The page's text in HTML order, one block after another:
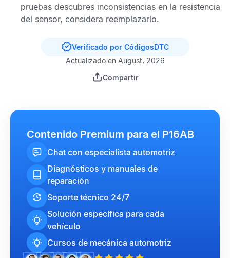
pruebas descubres inconsistencias en la resistencia
del sensor, considera reemplazarlo.
Verificado por CódigosDTC
Actualizado en August, 2026
Compartir
Contenido Premium para el P16AB
Chat con especialista automotriz
Diagnósticos y manuales de
reparación
Soporte técnico 24/7
Solución específica para cada
vehículo
Cursos de mecánica automotriz